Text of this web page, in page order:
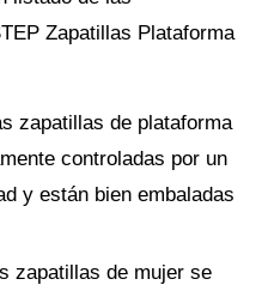
Zapatillas Plataforma
zapatillas de plataforma
controladas por un
y están bien embaladas
zapatillas de mujer se